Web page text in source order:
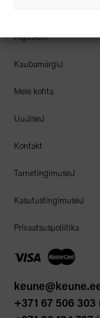
Algusleht
Kaubamärgid
Meie kohta
Uudised
Kontakt
Tarnetingimused
Kasutustingimused
Privaatsuspoliitika
+371 67 506 303